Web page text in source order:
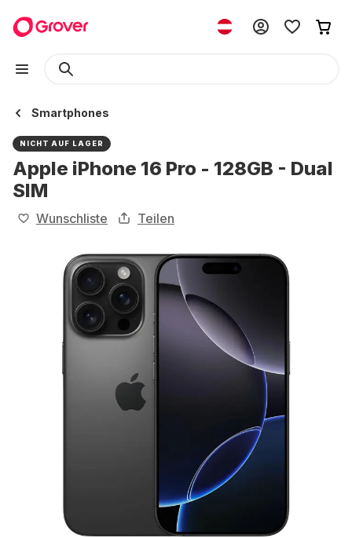
Smartphones
NICHT AUF LAGER
Apple iPhone 16 Pro - 128GB - Dual
SIM
Wunschliste Teilen